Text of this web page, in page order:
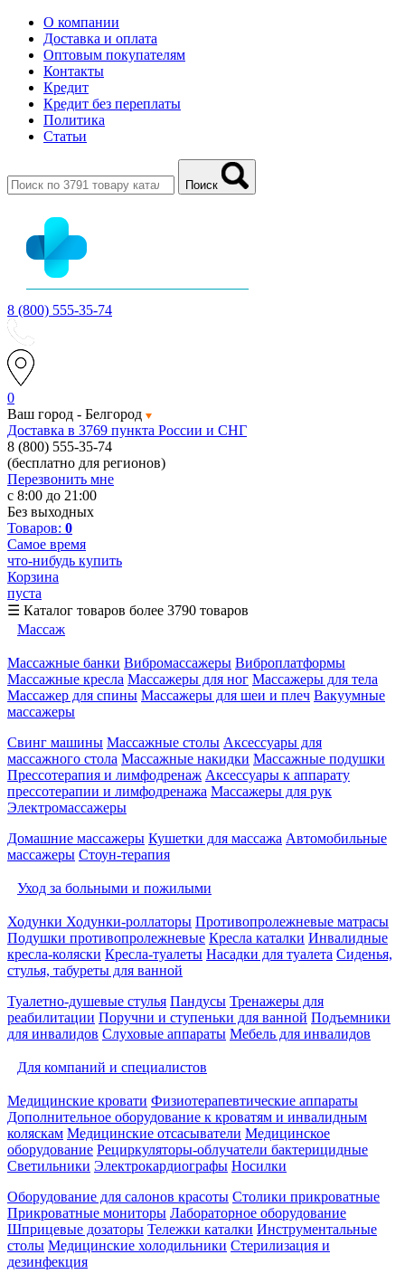
О компании
Доставка и оплата
Оптовым покупателям
Контакты
Кредит
Кредит без переплаты
Политика
Статьи
Поиск
8 (800) 555-35-74
0
Ваш город - Белгород
Доставка в 3769 пункта России и СНГ
8 (800) 555-35-74
(бесплатно для регионов)
Перезвонить мне
с 8:00 до 21:00
Без выходных
Товаров: 0
Самое время
что-нибудь купить
Корзина
пуста
☰ Каталог товаров более 3790 товаров
Массаж
Массажные банки Вибромассажеры Виброплатформы
Массажные кресла Массажеры для ног Массажеры для тела
Массажер для спины Массажеры для шеи и плеч Вакуумные
массажеры
Свинг машины Массажные столы Аксессуары для
массажного стола Массажные накидки Массажные подушки
Прессотерапия и лимфодренаж Аксессуары к аппарату
прессотерапии и лимфодренажа Массажеры для рук
Электромассажеры
Домашние массажеры Кушетки для массажа Автомобильные
массажеры Стоун-терапия
Уход за больными и пожилыми
Ходунки Ходунки-роллаторы Противопролежневые матрасы
Подушки противопролежневые Кресла каталки Инвалидные
кресла-коляски Кресла-туалеты Насадки для туалета Сиденья,
стулья, табуреты для ванной
Туалетно-душевые стулья Пандусы Тренажеры для
реабилитации Поручни и ступеньки для ванной Подъемники
для инвалидов Слуховые аппараты Мебель для инвалидов
Для компаний и специалистов
Медицинские кровати Физиотерапевтические аппараты
Дополнительное оборудование к кроватям и инвалидным
коляскам Медицинские отсасыватели Медицинское
оборудование Рециркуляторы-облучатели бактерицидные
Светильники Электрокардиографы Носилки
Оборудование для салонов красоты Столики прикроватные
Прикроватные мониторы Лабораторное оборудование
Шприцевые дозаторы Тележки каталки Инструментальные
столы Медицинские холодильники Стерилизация и
дезинфекция